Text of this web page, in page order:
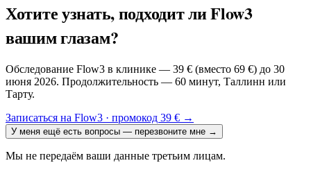
Хотите узнать, подходит ли Flow3
вашим глазам?
Обследование Flow3 в клинике — 39 € (вместо 69 €) до 30
июня 2026. Продолжительность — 60 минут, Таллинн или
Тарту.
Записаться на Flow3 · промокод 39 € →
У меня ещё есть вопросы — перезвоните мне →
Мы не передаём ваши данные третьим лицам.